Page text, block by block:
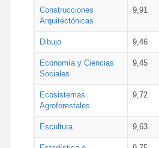
Construcciones
Arquitectónicas
9,91
Dibujo 9,46
Economía y Ciencias
Sociales
9,45
Ecosistemas
Agroforestales
9,72
Escultura 9,63